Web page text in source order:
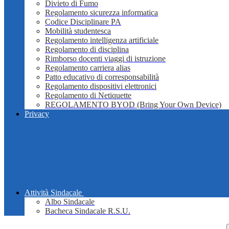
Divieto di Fumo
Regolamento sicurezza informatica
Codice Disciplinare PA
Mobilità studentesca
Regolamento intelligenza artificiale
Regolamento di disciplina
Rimborso docenti viaggi di istruzione
Regolamento carriera alias
Patto educativo di corresponsabilità
Regolamento dispositivi elettronici
Regolamento di Netiquette
REGOLAMENTO BYOD (Bring Your Own Device)
Privacy
Attività Sindacale
Albo Sindacale
Bacheca Sindacale R.S.U.